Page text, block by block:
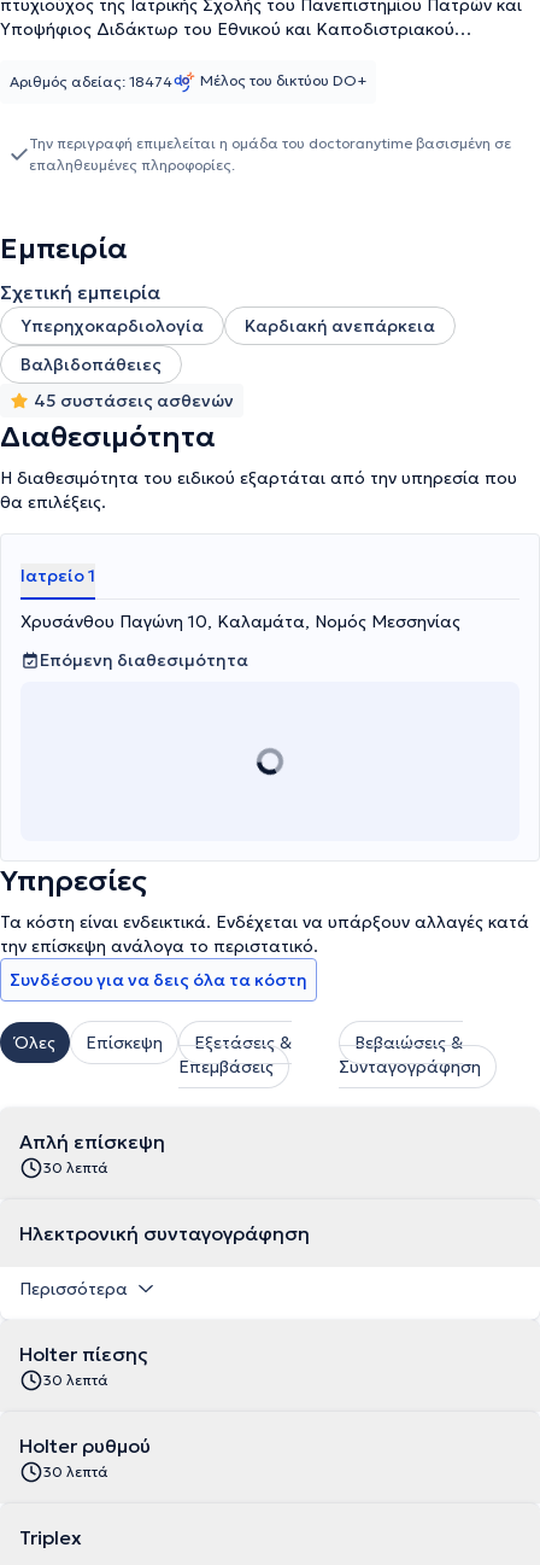
πτυχιούχος της Ιατρικής Σχολής του Πανεπιστημίου Πατρών και
Υποψήφιος Διδάκτωρ του Εθνικού και Καποδιστριακού
Κλινική Καρδιολογία στο 1ο Νοσοκομείο ΙΚΑ (Παπαδημητρίου)
Κρήτης, από όπου και απέκτησε, διαπίστευση διενέργειας ειδικών
υπερηχοκαρδιογραφικών τεχνικών. Είναι Εξωτερικός Συνεργάτης
λάβει βραβείο ως νέος Καρδιολόγος από το 32ο Πανελλήνιο
Καρδιολογικό Συνέδριο και έχει συμμετάσχει στην Παγκόσμια
Πολυκεντρική μελέτη ΤΑΟ.
Αριθμός αδείας: 18474 Μέλος του δικτύου DO+
Την περιγραφή επιμελείται η ομάδα του doctoranytime βασισμένη σε
επαληθευμένες πληροφορίες.
Εμπειρία
Σχετική εμπειρία
Υπερηχοκαρδιολογία
Καρδιακή ανεπάρκεια
Βαλβιδοπάθειες
45 συστάσεις ασθενών
Διαθεσιμότητα
Η διαθεσιμότητα του ειδικού εξαρτάται από την υπηρεσία που
θα επιλέξεις.
Ιατρείο 1
Χρυσάνθου Παγώνη 10, Καλαμάτα, Νομός Μεσσηνίας
Επόμενη διαθεσιμότητα
Υπηρεσίες
Τα κόστη είναι ενδεικτικά. Ενδέχεται να υπάρξουν αλλαγές κατά
την επίσκεψη ανάλογα το περιστατικό.
Συνδέσου για να δεις όλα τα κόστη
Όλες Επίσκεψη
Εξετάσεις &
Επεμβάσεις
Βεβαιώσεις &
Συνταγογράφηση
Απλή επίσκεψη
30 λεπτά
Ηλεκτρονική συνταγογράφηση
Περισσότερα
Holter πίεσης
30 λεπτά
Holter ρυθμού
30 λεπτά
Triplex